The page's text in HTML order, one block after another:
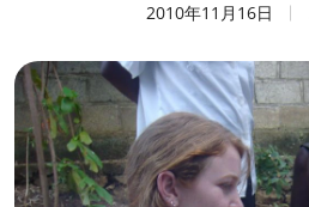
2010年11月16日